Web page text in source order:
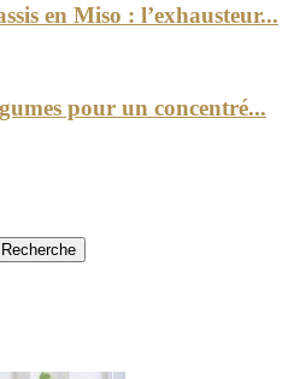
en Miso : l’exhausteur...
pour un concentré...